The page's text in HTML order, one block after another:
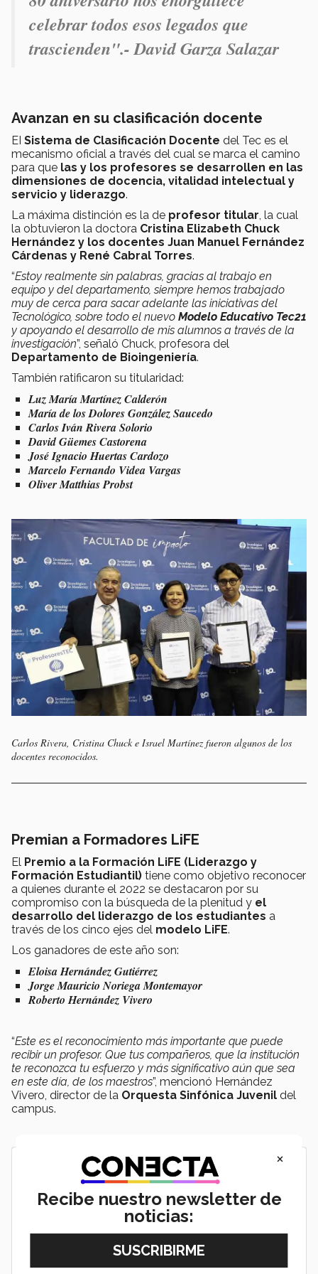
celebrar todos esos legados que
trascienden".- David Garza Salazar
Avanzan en su clasificación docente
EI Sistema de Clasificación Docente del Tec es el
mecanismo oficial a través del cual se marca el camino
para que las y los profesores se desarrollen en las
dimensiones de docencia, vitalidad intelectual y
servicio y liderazgo.
La máxima distinción es la de profesor titular, la cual
la obtuvieron la doctora Cristina Elizabeth Chuck
Hernández y los docentes Juan Manuel Fernández
Cárdenas y René Cabral Torres.
“Estoy realmente sin palabras, gracias al trabajo en
equipo y del departamento, siempre hemos trabajado
muy de cerca para sacar adelante las iniciativas del
Tecnológico, sobre todo el nuevo Modelo Educativo Tec21
y apoyando el desarrollo de mis alumnos a través de la
investigación”, señaló Chuck, profesora del
Departamento de Bioingeniería.
También ratificaron su titularidad:
Luz María Martínez Calderón
María de los Dolores González Saucedo
Carlos Iván Rivera Solorio
David Güemes Castorena
José Ignacio Huertas Cardozo
Marcelo Fernando Videa Vargas
Oliver Matthias Probst
Carlos Rivera, Cristina Chuck e Israel Martínez fueron algunos de los
docentes reconocidos.
Premian a Formadores LiFE
El Premio a la Formación LiFE (Liderazgo y
Formación Estudiantil) tiene como objetivo reconocer
a quienes durante el 2022 se destacaron por su
compromiso con la búsqueda de la plenitud y el
desarrollo del liderazgo de los estudiantes a
través de los cinco ejes del modelo LiFE.
Los ganadores de este año son:
Eloisa Hernández Gutiérrez
Jorge Mauricio Noriega Montemayor
Roberto Hernández Vivero
“Este es el reconocimiento más importante que puede
recibir un profesor. Que tus compañeros, que la institución
te reconozca tu esfuerzo y más significativo aún que sea
en este día, de los maestros”, mencionó Hernández
Vivero, director de la Orquesta Sinfónica Juvenil del
campus.
×
Recibe nuestro newsletter de
noticias: